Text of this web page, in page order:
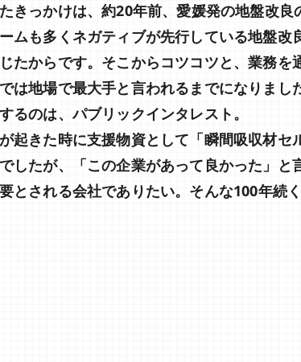
きっかけは、約20年前、愛媛発の地盤改良
ムも多くネガティブが先行している地盤改
たからです。そこからコツコツと、業務を
は地場で最大手と言われるまでになりまし
るのは、パブリックインタレスト。
起きた時に支援物資として「瞬間吸収材セ
したが、「この企業があって良かった」と
とされる会社でありたい。そんな100年続